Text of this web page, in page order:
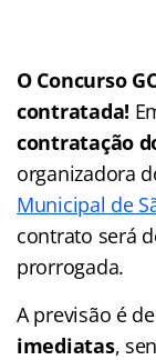
O Concurso
contratada!
contratação
organizadora
Municipal de
contrato será
prorrogada.
A previsão é
imediatas,